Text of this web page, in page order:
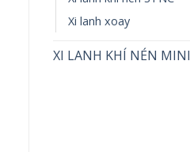
Xi lanh xoay
XI LANH KHÍ NÉN MINI